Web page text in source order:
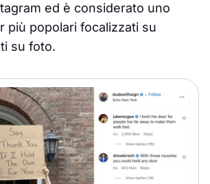
ed è considerato uno
più popolari focalizzati su
su foto.